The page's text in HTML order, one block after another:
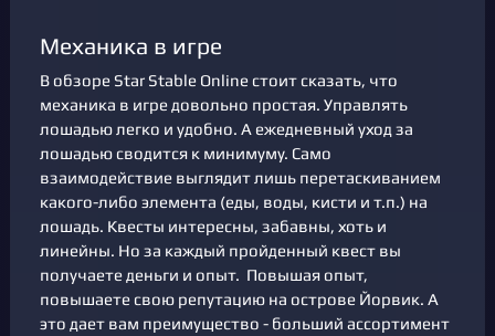
Механика в игре
В обзоре Star Stable Online стоит сказать, что
механика в игре довольно простая. Управлять
лошадью легко и удобно. А ежедневный уход за
лошадью сводится к минимуму. Само
взаимодействие выглядит лишь перетаскиванием
какого-либо элемента (еды, воды, кисти и т.п.) на
лошадь. Квесты интересны, забавны, хоть и
линейны. Но за каждый пройденный квест вы
получаете деньги и опыт. Повышая опыт,
повышаете свою репутацию на острове Йорвик. А
это дает вам преимущество - больший ассортимент